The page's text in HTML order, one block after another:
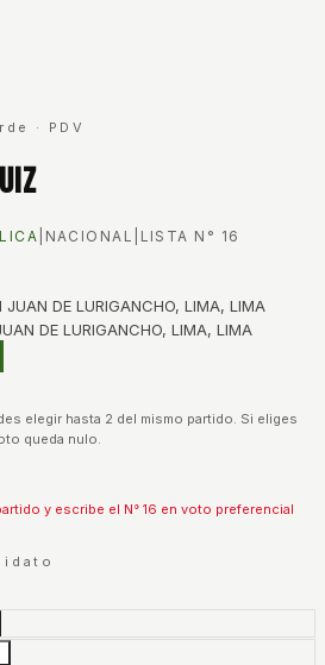
· PDV
NACIONAL LISTA N° 16
JUAN DE LURIGANCHO, LIMA, LIMA
DE LURIGANCHO, LIMA, LIMA
elegir hasta 2 del mismo partido. Si eliges
queda nulo.
y escribe el N° 16 en voto preferencial